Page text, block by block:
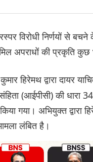
विरोधी निर्णयों
अपराधों की प्रकृति कुछ
हिरेमथ द्वारा दायर
(आईपीसी) की
गया। अभियुक्त
लंबित है।